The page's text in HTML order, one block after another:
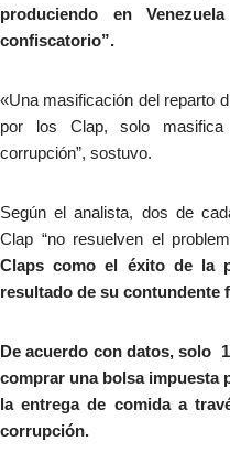
produciendo en
confiscatorio”.
«Una masificación del reparto
por los Clap, solo
corrupción”, sostuvo.
Según el analista, dos de
Clap “no resuelven el
Claps como el éxito de la
resultado de su contundente
De acuerdo con datos, solo
comprar una bolsa impuesta
la entrega de comida a
corrupción.